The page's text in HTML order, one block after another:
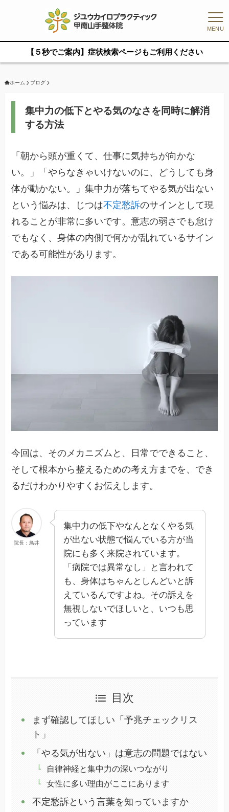
MENU
【５秒でご案内】症状検索ページもご利用ください
ホーム ブログ
集中力の低下とやる気のなさを同時に解消
する方法
「朝から頭が重くて、仕事に気持ちが向かな
い。」「やらなきゃいけないのに、どうしても身
体が動かない。」集中力が落ちてやる気が出ない
という悩みは、じつは不定愁訴のサインとして現
れることが非常に多いです。意志の弱さでも怠け
でもなく、身体の内側で何かが乱れているサイン
である可能性があります。
今回は、そのメカニズムと、日常でできること、
そして根本から整えるための考え方までを、でき
るだけわかりやすくお伝えします。
院長：鳥井
集中力の低下やなんとなくやる気
が出ない状態で悩んでいる方が当
院にも多く来院されています。
「病院では異常なし」と言われて
も、身体はちゃんとしんどいと訴
えているんですよね。その訴えを
無視しないでほしいと、いつも思
っています
目次
まず確認してほしい「予兆チェックリス
ト」
「やる気が出ない」は意志の問題ではない
自律神経と集中力の深いつながり
女性に多い理由がここにあります
不定愁訴という言葉を知っていますか